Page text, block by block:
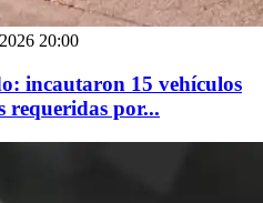
20:00
incautaron 15 vehículos
requeridas por...